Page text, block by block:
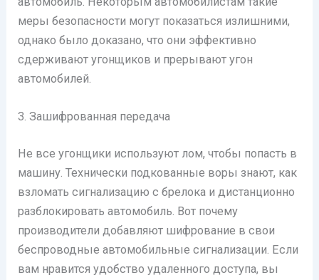
меры безопасности могут показаться излишними,
однако было доказано, что они эффективно
сдерживают угонщиков и прерывают угон
автомобилей.
3. Зашифрованная передача
Не все угонщики используют лом, чтобы попасть в
машину. Технически подкованные воры знают, как
взломать сигнализацию с брелока и дистанционно
разблокировать автомобиль. Вот почему
производители добавляют шифрование в свои
беспроводные автомобильные сигнализации. Если
вам нравится удобство удаленного доступа, вы